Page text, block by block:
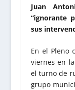
Juan
“ignorante
sus
En el Pleno
viernes en
el turno de
grupo